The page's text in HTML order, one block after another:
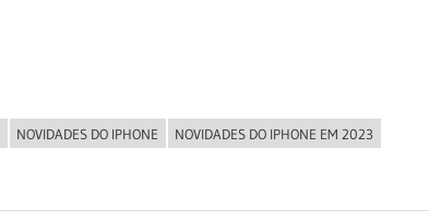
NOVIDADES DO IPHONE
NOVIDADES DO IPHONE EM 2023